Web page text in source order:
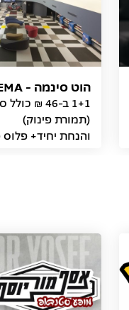
הוט סינמה - HOT CINEMA
1+1 ב-46 ₪
והנחת יחיד+ פלוס